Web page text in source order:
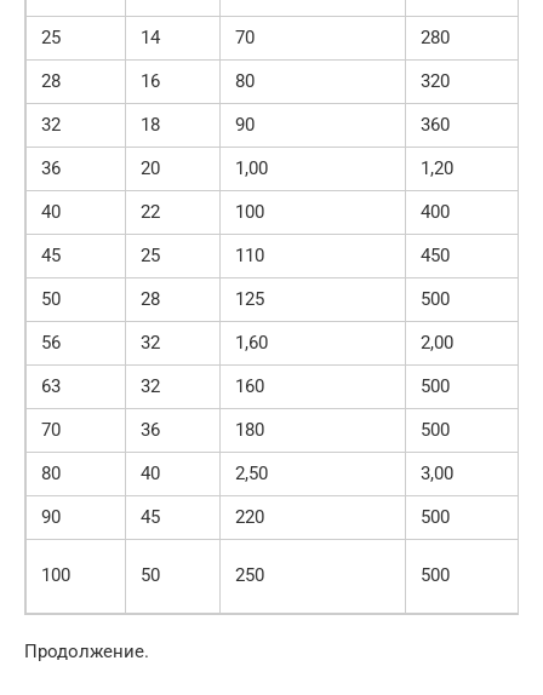
25
14 70
280
28
16 80
320
32
18 90
360
36
20 1,00
1,20
40
22 100
400
45
25 110
450
50
28 125
500
56
32 1,60
2,00
63
32 160
500
70
36 180
500
80
40 2,50
3,00
90
45 220 500
100 50 250 500
Продолжение.